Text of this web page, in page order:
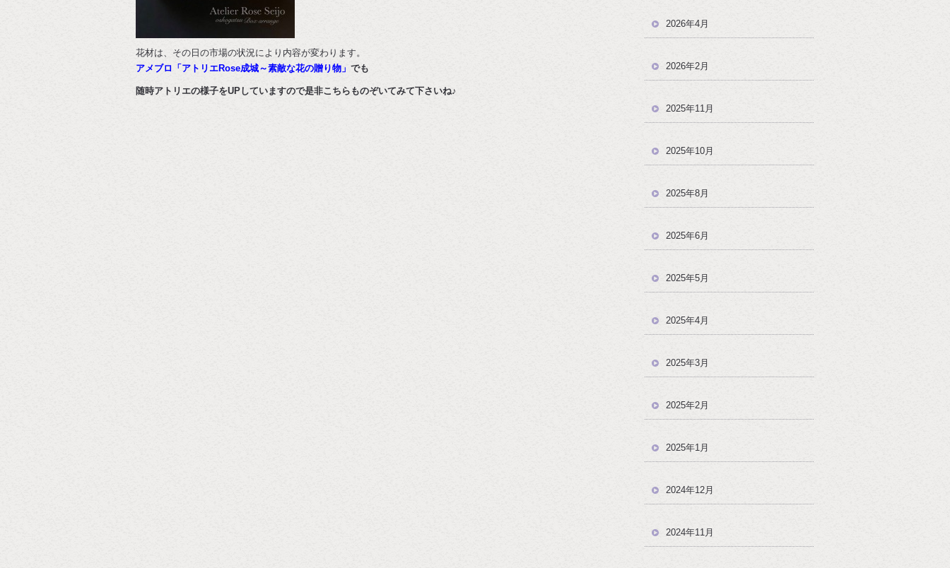
花材は、その日の市場の状況により内容が変わります。
アメブロ「アトリエRose成城～素敵な花の贈り物」 でも
随時アトリエの様子をUPしていますので是非こちらものぞいてみて下さいね♪
2026年4月
2026年2月
2025年11月
2025年10月
2025年8月
2025年6月
2025年5月
2025年4月
2025年3月
2025年2月
2025年1月
2024年12月
2024年11月